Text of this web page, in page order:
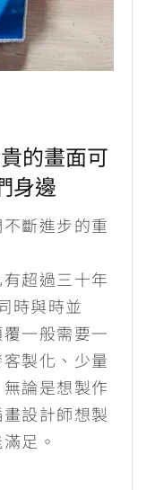
的畫面可
身邊
斷進步的重
超過三十年
時與時並
一般需要一
製化、少量
論是想製作
設計師想製
足。